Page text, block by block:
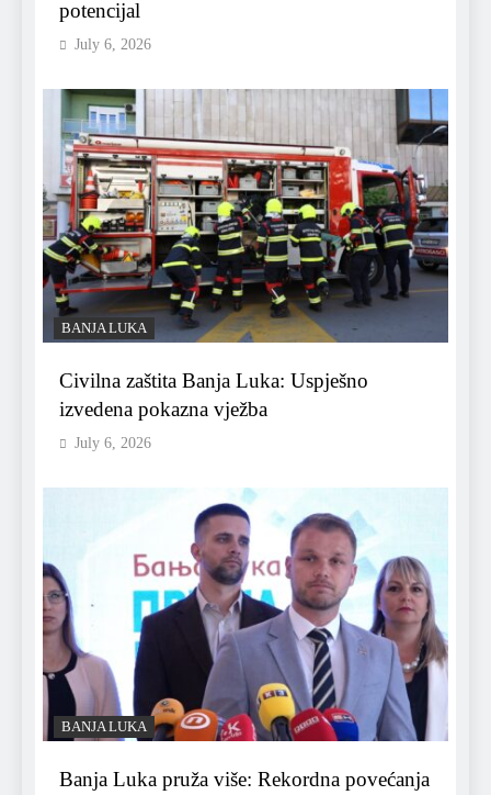
potencijal
July 6, 2026
BANJA LUKA
Civilna zaštita Banja Luka: Uspješno
izvedena pokazna vježba
July 6, 2026
BANJA LUKA
Banja Luka pruža više: Rekordna povećanja